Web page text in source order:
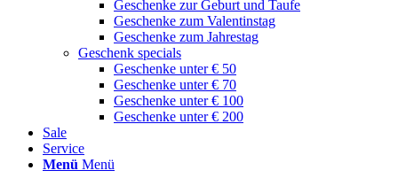
Geschenke zur Geburt und Taufe
Geschenke zum Valentinstag
Geschenke zum Jahrestag
Geschenk specials
Geschenke unter € 50
Geschenke unter € 70
Geschenke unter € 100
Geschenke unter € 200
Sale
Service
Menü Menü